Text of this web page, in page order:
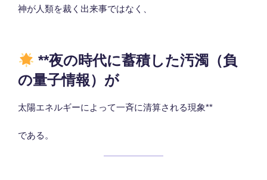
神が人類を裁く出来事ではなく、
**夜の時代に蓄積した汚濁（負
の量子情報）が
太陽エネルギーによって一斉に清算される現象**
である。